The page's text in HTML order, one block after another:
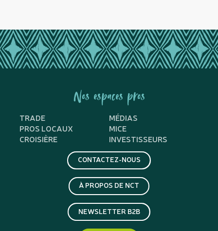
Nos espaces pros
TRADE
MÉDIAS
PROS LOCAUX
MICE
CROISIÈRE
INVESTISSEURS
CONTACTEZ-NOUS
À PROPOS DE NCT
NEWSLETTER B2B